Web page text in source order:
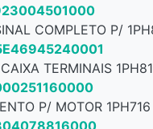
COMPLETO P/
TERMINAIS
P/ MOTOR